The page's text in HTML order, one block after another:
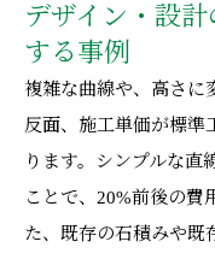
デザイン・設
する事例
複雑な曲線や、高さに
反面、施工単価が標準
ります。シンプルな直
ことで、20%前後の費
た、既存の石積みや既